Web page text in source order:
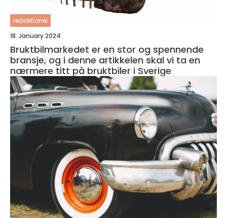
redaktionel
18. January 2024
Bruktbilmarkedet er en stor og spennende
bransje, og i denne artikkelen skal vi ta en
nærmere titt på bruktbiler i Sverige